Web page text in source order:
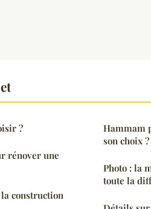
?
rénover une
la construction
Hammam
son choix ?
Photo : la
toute la